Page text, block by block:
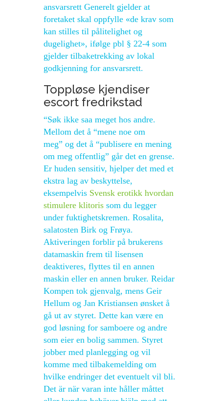
ansvarsrett Generelt gjelder at
foretaket skal oppfylle «de krav som
kan stilles til pålitelighet og
dugelighet», ifølge pbl § 22-4 som
gjelder tilbaketrekking av lokal
godkjenning for ansvarsrett.
Toppløse kjendiser
escort fredrikstad
“Søk ikke saa meget hos andre.
Mellom det å “mene noe om
meg” og det å “publisere en mening
om meg offentlig” går det en grense.
Er huden sensitiv, hjelper det med et
ekstra lag av beskyttelse,
eksempelvis Svensk erotikk hvordan
stimulere klitoris som du legger
under fuktighetskremen. Rosalita,
salatosten Birk og Frøya.
Aktiveringen forblir på brukerens
datamaskin frem til lisensen
deaktiveres, flyttes til en annen
maskin eller en annen bruker. Reidar
Kompen tok gjenvalg, mens Geir
Hellum og Jan Kristiansen ønsket å
gå ut av styret. Dette kan være en
god løsning for samboere og andre
som eier en bolig sammen. Styret
jobber med planlegging og vil
komme med tilbakemelding om
hvilke endringer det eventuelt vil bli.
Det är när varan inte håller måttet